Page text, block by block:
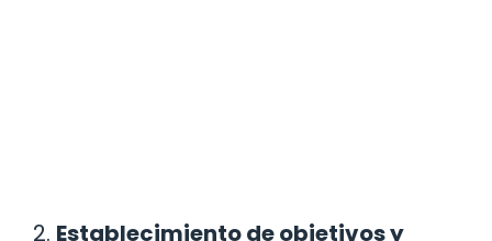
2. Establecimiento de objetivos y